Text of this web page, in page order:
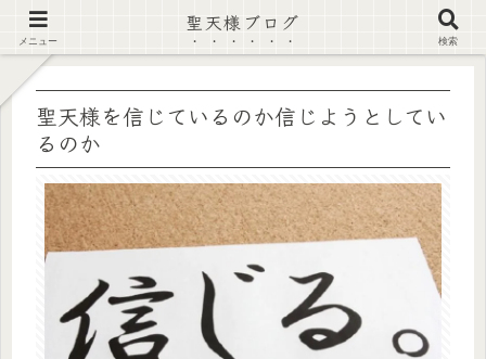
【注意喚起】偽サイト及び偽情報に注意 ▶確認する◀
聖天様を信じているのか信じようとしてい
るのか
メニュー
聖天様ブログ
検索